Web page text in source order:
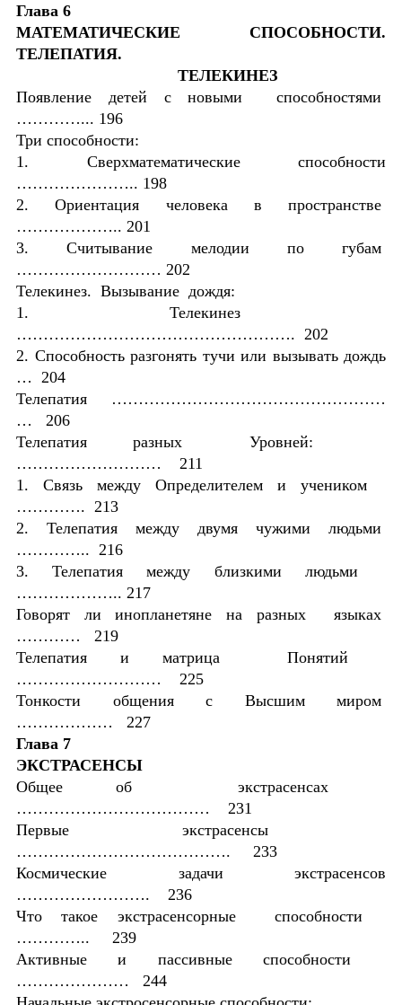
Глава 6
МАТЕМАТИЧЕСКИЕ СПОСОБНОСТИ.
ТЕЛЕПАТИЯ.
ТЕЛЕКИНЕЗ
Появление детей с новыми способностями
…………... 196
Три способности:
1. Сверхматематические способности
………………….. 198
2. Ориентация человека в пространстве
……………….. 201
3. Считывание мелодии по губам
……………………… 202
Телекинез. Вызывание дождя:
1. Телекинез
……………………………………………. 202
2. Способность разгонять тучи или вызывать дождь
… 204
Телепатия ……………………………………………
… 206
Телепатия разных Уровней:
……………………… 211
1. Связь между Определителем и учеником
…………. 213
2. Телепатия между двумя чужими людьми
………….. 216
3. Телепатия между близкими людьми
……………….. 217
Говорят ли инопланетяне на разных языках
………… 219
Телепатия и матрица Понятий
……………………… 225
Тонкости общения с Высшим миром
……………… 227
Глава 7
ЭКСТРАСЕНСЫ
Общее об экстрасенсах
……………………………… 231
Первые экстрасенсы
…………………………………. 233
Космические задачи экстрасенсов
……………………. 236
Что такое экстрасенсорные способности
………….. 239
Активные и пассивные способности
………………… 244